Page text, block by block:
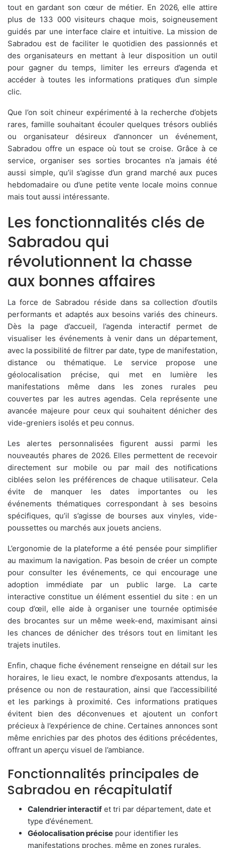
tout en gardant son cœur de métier. En 2026, elle attire
plus de 133 000 visiteurs chaque mois, soigneusement
guidés par une interface claire et intuitive. La mission de
Sabradou est de faciliter le quotidien des passionnés et
des organisateurs en mettant à leur disposition un outil
pour gagner du temps, limiter les erreurs d’agenda et
accéder à toutes les informations pratiques d’un simple
clic.
Que l’on soit chineur expérimenté à la recherche d’objets
rares, famille souhaitant écouler quelques trésors oubliés
ou organisateur désireux d’annoncer un événement,
Sabradou offre un espace où tout se croise. Grâce à ce
service, organiser ses sorties brocantes n’a jamais été
aussi simple, qu’il s’agisse d’un grand marché aux puces
hebdomadaire ou d’une petite vente locale moins connue
mais tout aussi intéressante.
Les fonctionnalités clés de
Sabradou qui
révolutionnent la chasse
aux bonnes affaires
La force de Sabradou réside dans sa collection d’outils
performants et adaptés aux besoins variés des chineurs.
Dès la page d’accueil, l’agenda interactif permet de
visualiser les événements à venir dans un département,
avec la possibilité de filtrer par date, type de manifestation,
distance ou thématique. Le service propose une
géolocalisation précise, qui met en lumière les
manifestations même dans les zones rurales peu
couvertes par les autres agendas. Cela représente une
avancée majeure pour ceux qui souhaitent dénicher des
vide-greniers isolés et peu connus.
Les alertes personnalisées figurent aussi parmi les
nouveautés phares de 2026. Elles permettent de recevoir
directement sur mobile ou par mail des notifications
ciblées selon les préférences de chaque utilisateur. Cela
évite de manquer les dates importantes ou les
événements thématiques correspondant à ses besoins
spécifiques, qu’il s’agisse de bourses aux vinyles, vide-
poussettes ou marchés aux jouets anciens.
L’ergonomie de la plateforme a été pensée pour simplifier
au maximum la navigation. Pas besoin de créer un compte
pour consulter les événements, ce qui encourage une
adoption immédiate par un public large. La carte
interactive constitue un élément essentiel du site : en un
coup d’œil, elle aide à organiser une tournée optimisée
des brocantes sur un même week-end, maximisant ainsi
les chances de dénicher des trésors tout en limitant les
trajets inutiles.
Enfin, chaque fiche événement renseigne en détail sur les
horaires, le lieu exact, le nombre d’exposants attendus, la
présence ou non de restauration, ainsi que l’accessibilité
et les parkings à proximité. Ces informations pratiques
évitent bien des déconvenues et ajoutent un confort
précieux à l’expérience de chine. Certaines annonces sont
même enrichies par des photos des éditions précédentes,
offrant un aperçu visuel de l’ambiance.
Fonctionnalités principales de
Sabradou en récapitulatif
Calendrier interactif et tri par département, date et
type d’événement.
Géolocalisation précise pour identifier les
manifestations proches, même en zones rurales.